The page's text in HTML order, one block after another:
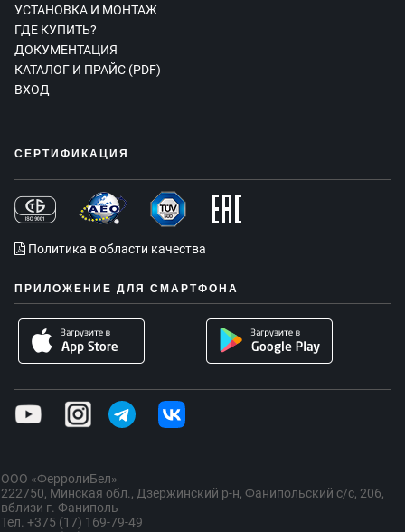
УСТАНОВКА И МОНТАЖ
ГДЕ КУПИТЬ?
ДОКУМЕНТАЦИЯ
КАТАЛОГ И ПРАЙС (PDF)
ВХОД
СЕРТИФИКАЦИЯ
Политика в области качества
ПРИЛОЖЕНИЕ ДЛЯ СМАРТФОНА
ООО «ФерролиБел»
222750, Минская обл., Дзержинский р-н, Фанипольский с/с, 206,
вблизи г. Фаниполь
Тел. +375 (17) 169-79-49